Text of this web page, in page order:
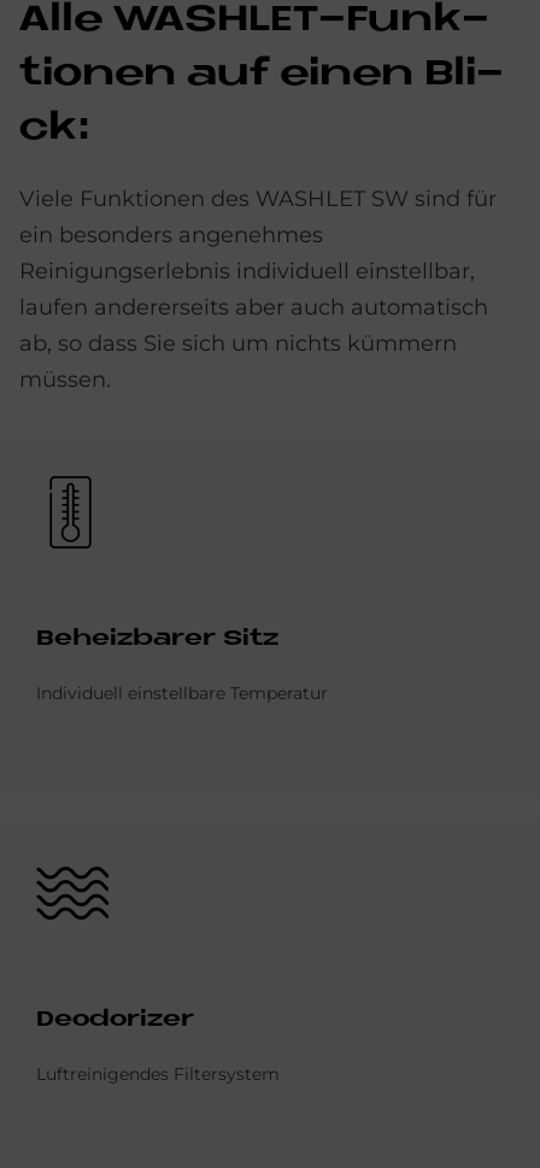
Alle WA­SH­LET-Funk­
tio­nen auf einen Bli­
ck:
Viele Funktionen des WASHLET SW sind für
ein besonders angenehmes
Reinigungserlebnis individuell einstellbar,
laufen andererseits aber auch automatisch
ab, so dass Sie sich um nichts kümmern
müssen.
Bild
Be­heiz­ba­rer Sitz
Individuell einstellbare Temperatur
Bild
De­odo­ri­zer
Luftreinigendes Filtersystem